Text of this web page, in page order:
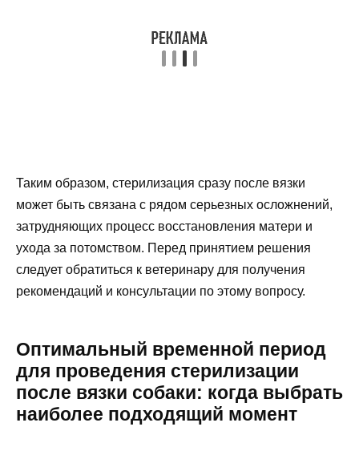
Таким образом, стерилизация сразу после вязки
может быть связана с рядом серьезных осложнений,
затрудняющих процесс восстановления матери и
ухода за потомством. Перед принятием решения
следует обратиться к ветеринару для получения
рекомендаций и консультации по этому вопросу.
Оптимальный временной период
для проведения стерилизации
после вязки собаки: когда выбрать
наиболее подходящий момент